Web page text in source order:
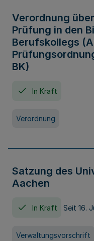
Verordnung
Prüfung in den
Berufskollegs
BK)
In Kraft
Verordnung
Satzung des
Aachen
In Kraft Seit 16.
Verwaltungsvorschrift